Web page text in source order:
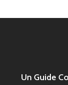
Un Guide